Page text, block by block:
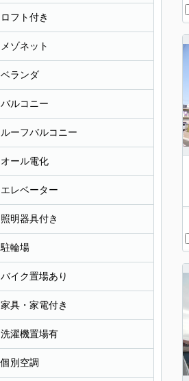
ロフト付き
メゾネット
ベランダ
バルコニー
ルーフバルコニー
オール電化
エレベーター
照明器具付き
駐輪場
バイク置場あり
家具・家電付き
洗濯機置場有
個別空調